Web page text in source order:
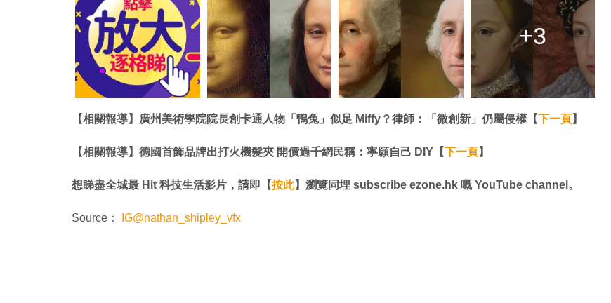
+3
【相關報導】廣州美術學院院長創卡通人物「鴨兔」似足 Miffy？律師：「微創新」仍屬侵權【下一頁】
【相關報導】德國首飾品牌出打火機髮夾 開價過千網民稱：寧願自己 DIY【下一頁】
想睇盡全城最 Hit 科技生活影片，請即【按此】瀏覽同埋 subscribe ezone.hk 嘅 YouTube channel。
Source： IG@nathan_shipley_vfx